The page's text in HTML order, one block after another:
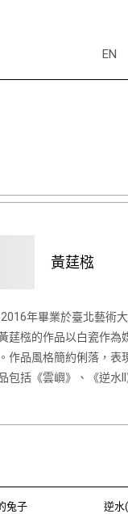
EN
黃莛㭹
年畢業於臺北藝術
莛㭹的作品以白瓷作為
作品風格簡約俐落，表
包括《雲嶼》、《逆水
兔子 逆水